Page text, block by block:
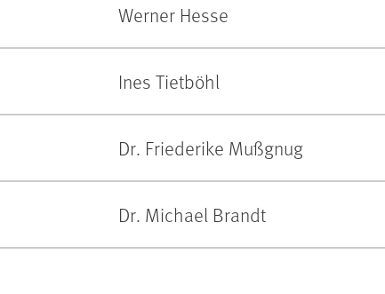
Werner Hesse
Ines Tietböhl
Dr. Friederike Mußgnug
Dr. Michael Brandt